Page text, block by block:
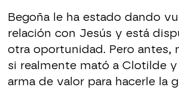
Begoña le ha estado dando
relación con Jesús y está
otra oportunidad. Pero antes,
si realmente mató a Clotilde
arma de valor para hacerle la